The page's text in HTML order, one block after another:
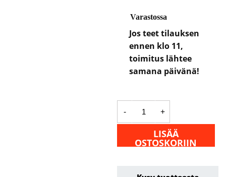
Varastossa
Jos teet tilauksen
ennen klo 11,
toimitus lähtee
samana päivänä!
-
Longostand
MIDI
säkki
strong
määrä
+
LISÄÄ
OSTOSKORIIN